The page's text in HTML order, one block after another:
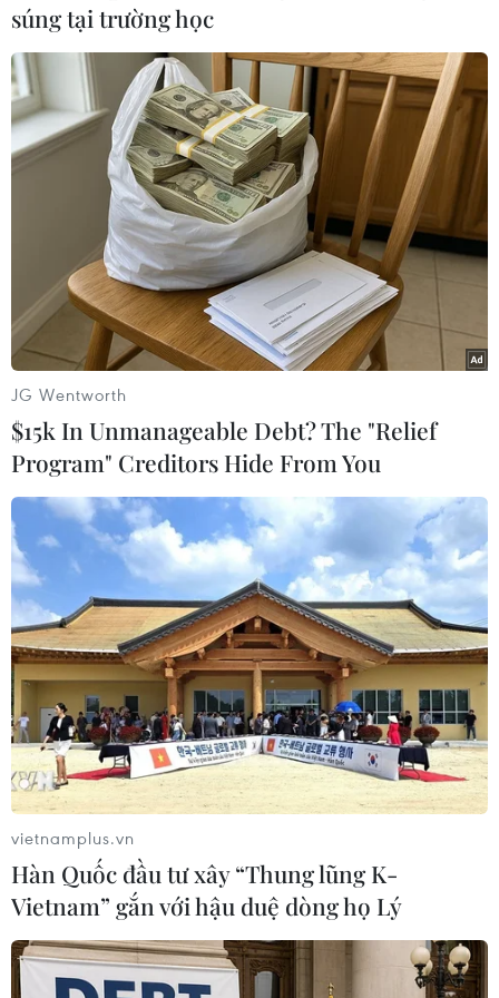
#Dọa đánh bom #Ấn Độ
#Tòa án Tối cao Ấn Độ
#Sơ tán
#rà phá bom Ấn Độ
Theo dõi VietnamPlus
TIN LIÊN QUAN
súng tại trường học
JG Wentworth
$15k In Unmanageable Debt? The "Relief
Program" Creditors Hide From You
vietnamplus.vn
Hàn Quốc đầu tư xây “Thung lũng K-
Vietnam” gắn với hậu duệ dòng họ Lý